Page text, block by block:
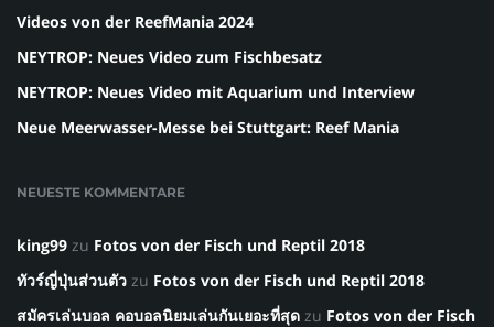
Videos von der ReefMania 2024
NEYTROP: Neues Video zum Fischbesatz
NEYTROP: Neues Video mit Aquarium und Interview
Neue Meerwasser-Messe bei Stuttgart: Reef Mania
NEUESTE KOMMENTARE
king99 zu Fotos von der Fisch und Reptil 2018
ทัวร์ญี่ปุ่นส่วนตัว zu Fotos von der Fisch und Reptil 2018
สมัครเล่นบอล คอบอลนิยมเล่นกันเยอะที่สุด zu Fotos von der Fisch